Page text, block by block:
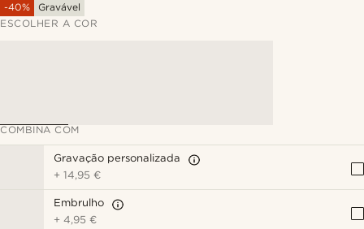
-40%
Gravável
ESCOLHER A COR
COMBINA COM
Gravação personalizada
+14,95 €
Embrulho
+4,95 €